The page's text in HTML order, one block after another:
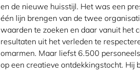
en de nieuwe huisstijl. Het was een
één lijn brengen van de twee
waarden te zoeken en daar vanuit het
resultaten uit het verleden te
omarmen. Maar liefst 6.500
op een creatieve ontdekkingstocht. Hij